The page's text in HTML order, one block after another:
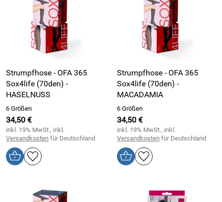
Strumpfhose - OFA 365
Sox4life (70den) -
HASELNUSS
6 Größen
34,50 €
inkl. 19% MwSt., inkl.
Versandkosten für Deutschland
Strumpfhose - OFA 365
Sox4life (70den) -
MACADAMIA
6 Größen
34,50 €
inkl. 19% MwSt., inkl.
Versandkosten für Deutschland